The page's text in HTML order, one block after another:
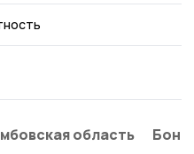
область